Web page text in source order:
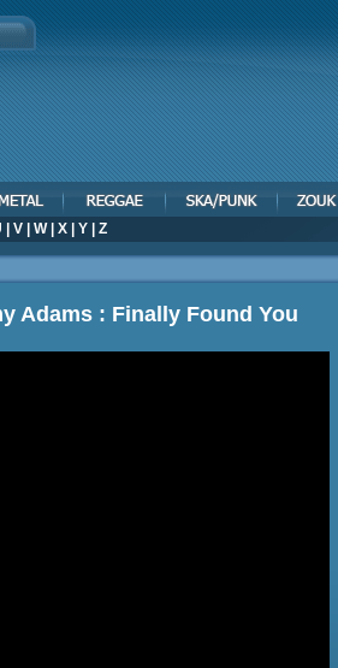
V W| X Y Z
Adams : Finally Found You